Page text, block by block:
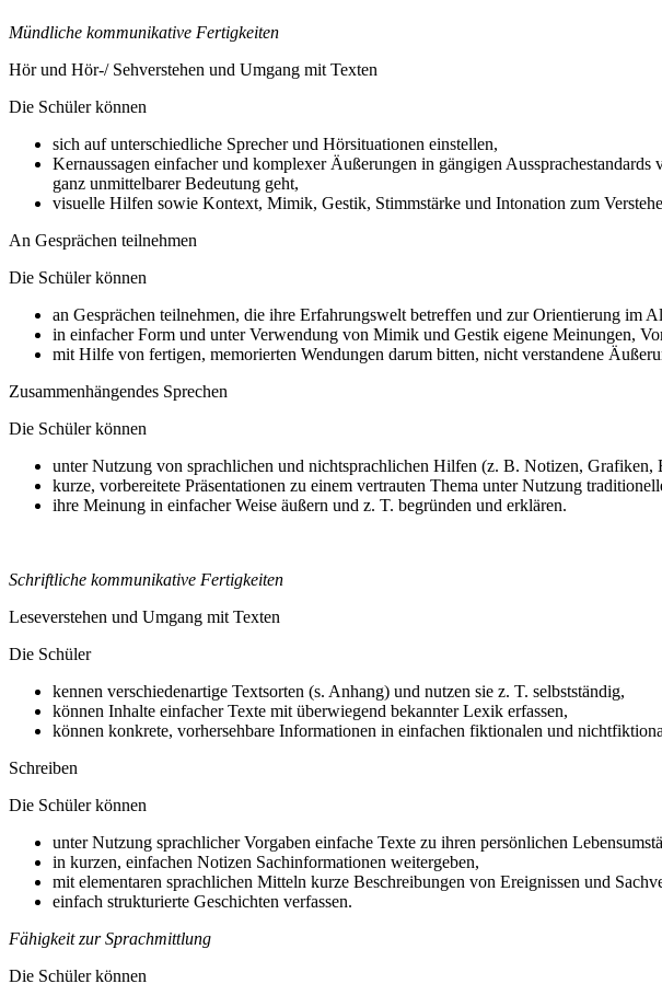
Mündliche kommunikative Fertigkeiten
Hör und Hör-/ Sehverstehen und Umgang mit Texten
Die Schüler können
sich auf unterschiedliche Sprecher und Hörsituationen einstellen,
Kernaussagen einfacher und komplexer Äußerungen in gängigen
ganz unmittelbarer Bedeutung geht,
visuelle Hilfen sowie Kontext, Mimik, Gestik, Stimmstärke und Intonation zum
An Gesprächen teilnehmen
Die Schüler können
an Gesprächen teilnehmen, die ihre Erfahrungswelt betreffen und zur Orientierung im
in einfacher Form und unter Verwendung von Mimik und Gestik eigene Meinungen,
mit Hilfe von fertigen, memorierten Wendungen darum bitten, nicht verstandene
Zusammenhängendes Sprechen
Die Schüler können
unter Nutzung von sprachlichen und nichtsprachlichen Hilfen (z. B. Notizen,
kurze, vorbereitete Präsentationen zu einem vertrauten Thema unter Nutzung
ihre Meinung in einfacher Weise äußern und z. T. begründen und erklären.
Schriftliche kommunikative Fertigkeiten
Leseverstehen und Umgang mit Texten
Die Schüler
kennen verschiedenartige Textsorten (s. Anhang) und nutzen sie z. T. selbstständig,
können Inhalte einfacher Texte mit überwiegend bekannter Lexik erfassen,
können konkrete, vorhersehbare Informationen in einfachen fiktionalen und
Schreiben
Die Schüler können
unter Nutzung sprachlicher Vorgaben einfache Texte zu ihren persönlichen
in kurzen, einfachen Notizen Sachinformationen weitergeben,
mit elementaren sprachlichen Mitteln kurze Beschreibungen von Ereignissen und
einfach strukturierte Geschichten verfassen.
Fähigkeit zur Sprachmittlung
Die Schüler können